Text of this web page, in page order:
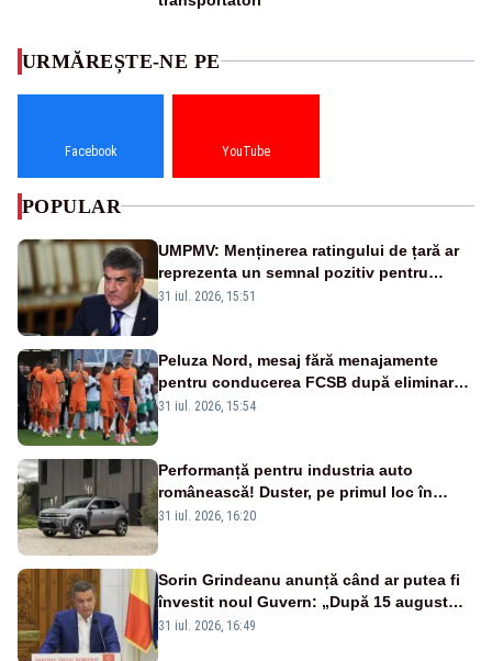
URMĂREȘTE-NE PE
Facebook YouTube
POPULAR
UMPMV: Menținerea ratingului de țară ar
reprezenta un semnal pozitiv pentru
România. Autoritățile trebuie să continue
31 iul. 2026, 15:51
Peluza Nord, mesaj fără menajamente
pentru conducerea FCSB după eliminarea
rușinoasă din Conference League
31 iul. 2026, 15:54
Performanță pentru industria auto
românească! Duster, pe primul loc în
topul vânzărilor din Ucraina
31 iul. 2026, 16:20
Sorin Grindeanu anunță când ar putea fi
învestit noul Guvern: „După 15 august
sunt șanse mai mari”
31 iul. 2026, 16:49